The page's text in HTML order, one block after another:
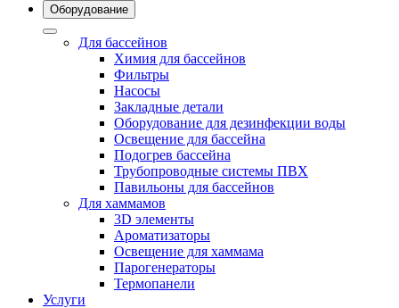
Оборудование
Для бассейнов
Химия для бассейнов
Фильтры
Насосы
Закладные детали
Оборудование для дезинфекции воды
Освещение для бассейна
Подогрев бассейна
Трубопроводные системы ПВХ
Павильоны для бассейнов
Для хаммамов
3D элементы
Ароматизаторы
Освещение для хаммама
Парогенераторы
Термопанели
Услуги